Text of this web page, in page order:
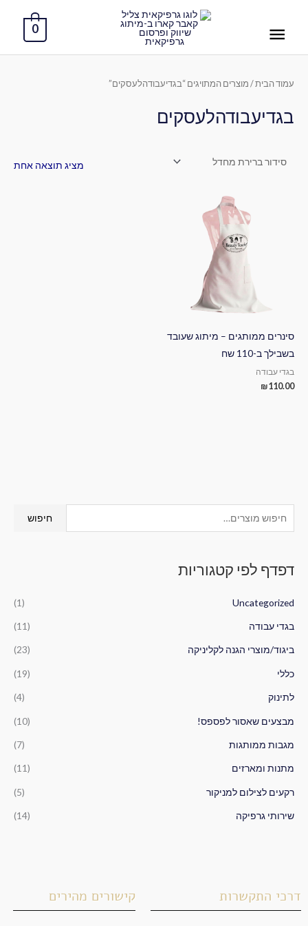
ראשי
0
י
ו
ע
ב
:
חיפוש
דפדף לפי קטגוריות
Uncategorized
(1)
בגדי עבודה (11)
ביגוד/מוצרי הגנה לקליניקה (23)
כללי (19)
לתינוק (4)
מבצעים שאסור לפספס! (10)
מגבות ממותגות (7)
מתנות ומארזים (11)
רקעים לצילום למניקור (5)
שירותי גרפיקה (14)
עמוד הבית/ מוצרים המתויגים “בגדיעבודהלעסקים”
בגדיעבודהלעסקים
מציג תוצאה אחת
סינרים ממותגים – מיתוג שעובד
בשבילך ב-110 שח
בגדי עבודה
₪110.00
דרכי התקשרות קישורים מהירים